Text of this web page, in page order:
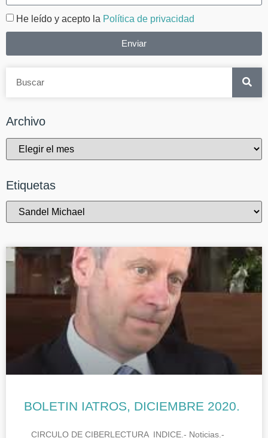
He leído y acepto la Política de privacidad
Enviar
Archivo
Etiquetas
BOLETIN IATROS, DICIEMBRE 2020.
CIRCULO DE CIBERLECTURA INDICE.- Noticias.-